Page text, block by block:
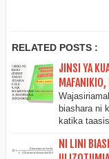
RELATED POSTS :
JINSI YA
biashara ni
katika
NI LINI